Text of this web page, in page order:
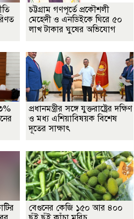
চট্টগ্রাম গণপূর্তে প্রকৌশলী
মেহেদী ও এনডিইকে ঘিরে ৫০
লাখ টাকার ঘুষের অভিযোগ
প্রধানমন্ত্রীর সঙ্গে যুক্তরাষ্ট্রের দক্ষিণ
ও মধ্য এশিয়াবিষয়ক বিশেষ
দূতের সাক্ষাৎ
বেগুনের কেজি ১৫০ আর ৪০০